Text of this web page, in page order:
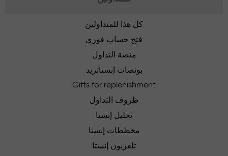
كل هذا للمتداولين
فتح حساب فوري
منصة التداول
بونصات إنستاتريد
Gifts for replenishment
ظروف التداول
تحليل إنستا
مخططات إنستا
تلفزيون إنستا